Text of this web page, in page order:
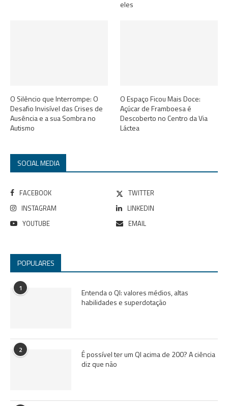
eles
O Silêncio que Interrompe: O
Desafio Invisível das Crises de
Ausência e a sua Sombra no
Autismo
O Espaço Ficou Mais Doce:
Açúcar de Framboesa é
Descoberto no Centro da Via
Láctea
SOCIAL MEDIA
FACEBOOK
TWITTER
INSTAGRAM
LINKEDIN
YOUTUBE
EMAIL
POPULARES
1
Entenda o QI: valores médios, altas
habilidades e superdotação
2
É possível ter um QI acima de 200? A ciência
diz que não